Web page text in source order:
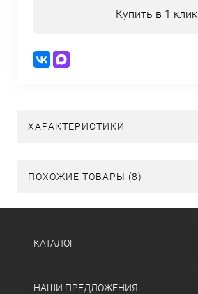
Купить в 1 клик
ХАРАКТЕРИСТИКИ
ПОХОЖИЕ ТОВАРЫ (8)
КАТАЛОГ
НАШИ ПРЕДЛОЖЕНИЯ